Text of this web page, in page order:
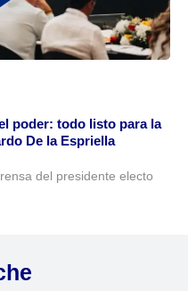
poder: todo listo para la
De la Espriella
del presidente electo